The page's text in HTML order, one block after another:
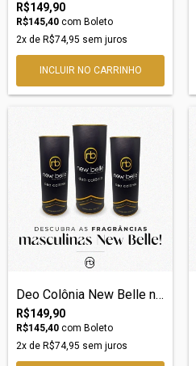
R$149,90
R$145,40 com Boleto
2x de R$74,95 sem juros
Deo Colônia New Belle nº37 – Inspiração...
R$149,90
R$145,40 com Boleto
2x de R$74,95 sem juros